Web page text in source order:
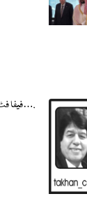
فیفا فٹ بال پاکستان کا مگر….